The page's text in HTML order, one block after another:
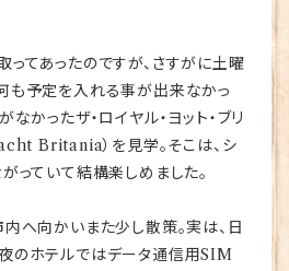
てあったのですが、さすがに土曜
も予定を入れる事が出来なかっ
なかったザ・ロイヤル・ヨット・ブリ
Britania）を見学。そこは、シ
っていて結構楽しめました。
へ向かいまた少し散策。実は、日
のホテルではデータ通信用SIM